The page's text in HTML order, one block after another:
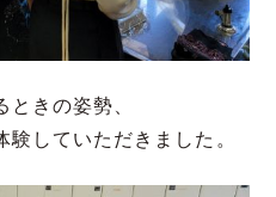
きの姿勢、
していただきました。